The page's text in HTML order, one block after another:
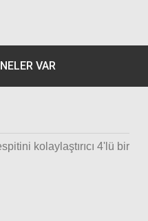
VAR
kolaylaştırıcı 4'lü bir